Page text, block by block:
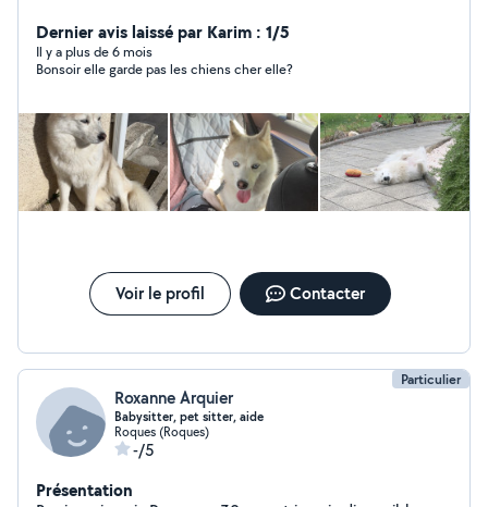
d'animaux !
Dernier avis laissé par Karim : 1/5
Il y a plus de 6 mois
Bonsoir elle garde pas les chiens cher elle?
Voir le profil Contacter
Particulier
Roxanne Arquier
Babysitter, pet sitter, aide
Roques (Roques)
-/5
Présentation